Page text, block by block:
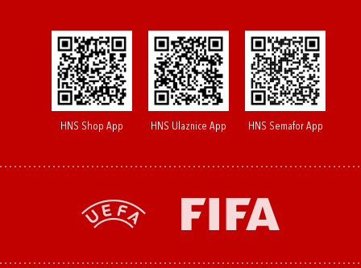
HNS Shop App HNS Ulaznice App HNS Semafor App